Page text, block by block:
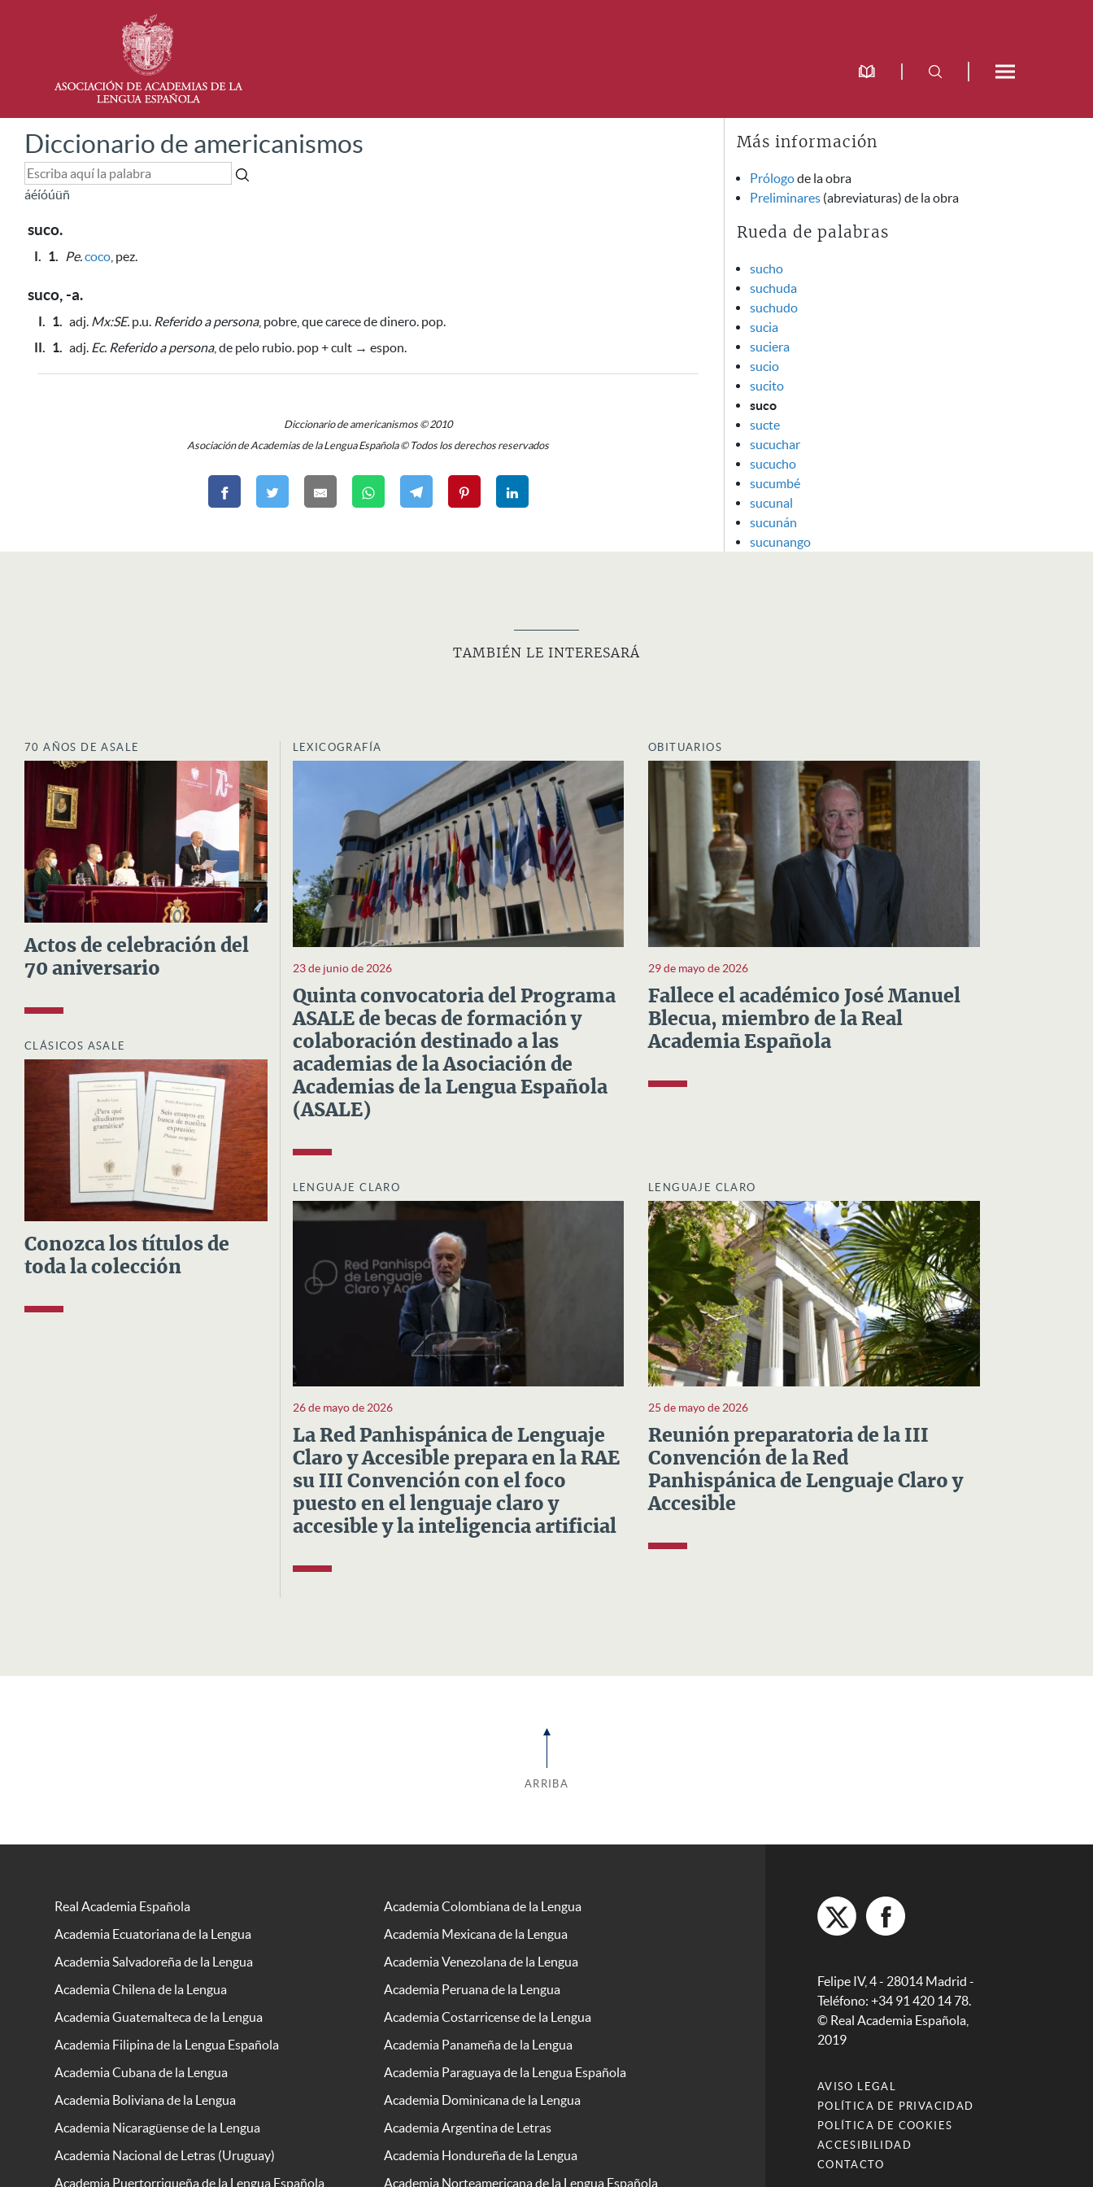
Diccionario de americanismos
áéíóúüñ
suco.
I. 1. Pe.coco , pez.
suco, -a.
I. 1. adj. Mx:SE. p.u. Referido a persona, pobre, que carece de dinero. pop.
II. 1. adj. Ec. Referido a persona, de pelo rubio. pop + cult → espon.
Diccionario de americanismos © 2010
Asociación de Academias de la Lengua Española © Todos los derechos reservados
Más información
Prólogode la obra
Preliminares (abreviaturas) de la obra
Rueda de palabras
sucho
suchuda
suchudo
sucia
suciera
sucio
sucito
suco
sucte
sucuchar
sucucho
sucumbé
sucunal
sucunán
sucunango
TAMBIÉN LE INTERESARÁ
70 AÑOS DE ASALE
Actos de celebración del
70 aniversario
CLÁSICOS ASALE
Conozca los títulos de
toda la colección
LEXICOGRAFÍA
23 de junio de 2026
Quinta convocatoria del Programa
ASALE de becas de formación y
colaboración destinado a las
academias de la Asociación de
Academias de la Lengua Española
(ASALE)
OBITUARIOS
29 de mayo de 2026
Fallece el académico José Manuel
Blecua, miembro de la Real
Academia Española
LENGUAJE CLARO
26 de mayo de 2026
La Red Panhispánica de Lenguaje
Claro y Accesible prepara en la RAE
su III Convención con el foco
puesto en el lenguaje claro y
accesible y la inteligencia artificial
LENGUAJE CLARO
25 de mayo de 2026
Reunión preparatoria de la III
Convención de la Red
Panhispánica de Lenguaje Claro y
Accesible
ARRIBA
Real Academia Española
Academia Colombiana de la Lengua
Academia Ecuatoriana de la Lengua
Academia Mexicana de la Lengua
Academia Salvadoreña de la Lengua
Academia Venezolana de la Lengua
Academia Chilena de la Lengua
Academia Peruana de la Lengua
Academia Guatemalteca de la Lengua
Academia Costarricense de la Lengua
Academia Filipina de la Lengua Española
Academia Panameña de la Lengua
Academia Cubana de la Lengua
Academia Paraguaya de la Lengua Española
Academia Boliviana de la Lengua
Academia Dominicana de la Lengua
Academia Nicaragüense de la Lengua
Academia Argentina de Letras
Academia Nacional de Letras (Uruguay)
Academia Hondureña de la Lengua
Academia Puertorriqueña de la Lengua Española
Academia Norteamericana de la Lengua Española
Felipe IV, 4 - 28014 Madrid -
Teléfono: +34 91 420 14 78.
© Real Academia Española,
2019
AVISO LEGAL
POLÍTICA DE PRIVACIDAD
POLÍTICA DE COOKIES
ACCESIBILIDAD
CONTACTO